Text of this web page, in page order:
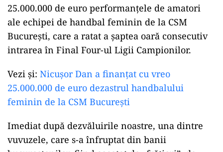
25.000.000 de euro performanțele de amatori
ale echipei de handbal feminin de la CSM
București, care a ratat a șaptea oară consecutiv
intrarea în Final Four-ul Ligii Campionilor.
ad